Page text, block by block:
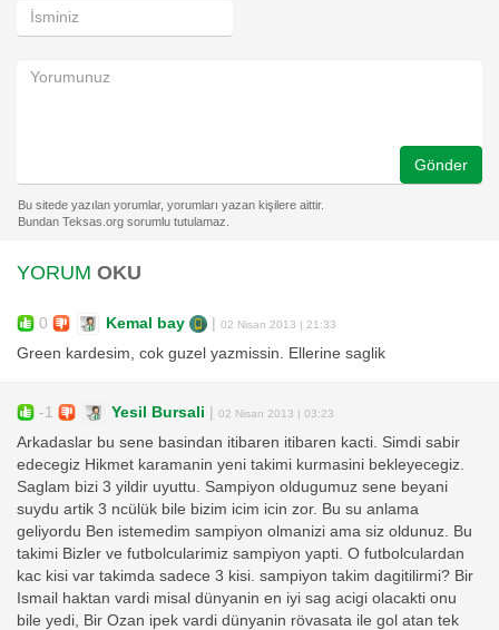
Gönder
YORUM OKU
0 Kemal bay | 02 Nisan 2013 | 21:33
Green kardesim, cok guzel yazmissin. Ellerine saglik
-1 Yesil Bursali | 02 Nisan 2013 | 03:23
Arkadaslar bu sene basindan itibaren itibaren kacti. Simdi sabir
edecegiz Hikmet karamanin yeni takimi kurmasini bekleyecegiz.
Saglam bizi 3 yildir uyuttu. Sampiyon oldugumuz sene beyani
suydu artik 3 ncülük bile bizim icim icin zor. Bu su anlama
geliyordu Ben istemedim sampiyon olmanizi ama siz oldunuz. Bu
takimi Bizler ve futbolcularimiz sampiyon yapti. O futbolculardan
kac kisi var takimda sadece 3 kisi. sampiyon takim dagitilirmi? Bir
Ismail haktan vardi misal dünyanin en iyi sag acigi olacakti onu
bile yedi, Bir Ozan ipek vardi dünyanin rövasata ile gol atan tek